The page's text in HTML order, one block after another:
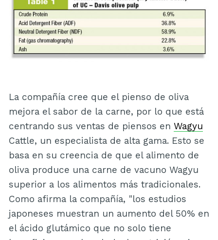
La compañía cree que el pienso de oliva
mejora el sabor de la carne, por lo que está
centrando sus ventas de piensos en Wagyu
Cattle, un especialista de alta gama. Esto se
basa en su creencia de que el alimento de
oliva produce una carne de vacuno Wagyu
superior a los alimentos más tradicionales.
Como afirma la compañía, "los estudios
japoneses muestran un aumento del 50% en
el ácido glutámico que no solo tiene